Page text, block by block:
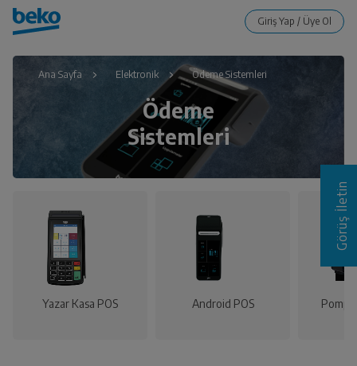
Ana Sayfa Elektronik Ödeme Sistemleri
Ödeme
Sistemleri
Yazar Kasa POS Android POS
Görüş İletin